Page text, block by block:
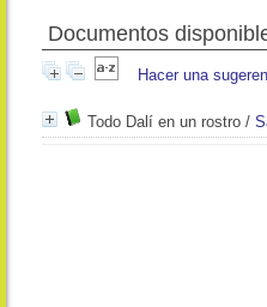
Documentos
Hacer una
Todo Dalí en un rostro /